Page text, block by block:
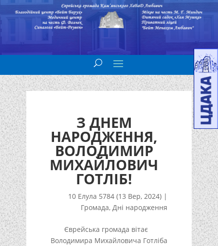
З ДНЕМ
НАРОДЖЕННЯ,
ВОЛОДИМИР
МИХАЙЛОВИЧ
ГОТЛІБ!
10 Елула 5784 (13 Вер, 2024) |
Громада,Дні народження
Єврейська громада вітає
Володимира Михайловича Готліба